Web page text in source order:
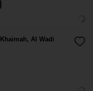
Al Wadi